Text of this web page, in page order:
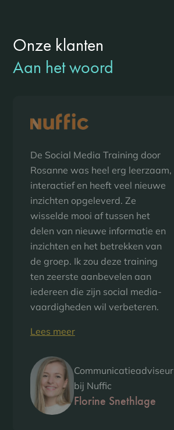
Onze klanten
Aan het woord
De Social Media Training door
Rosanne was heel erg leerzaam,
interactief en heeft veel nieuwe
inzichten opgeleverd. Ze
wisselde mooi af tussen het
delen van nieuwe informatie en
inzichten en het betrekken van
de groep. Ik zou deze training
ten zeerste aanbevelen aan
iedereen die zijn social media-
vaardigheden wil verbeteren.
Lees meer
Communicatieadviseur
bij Nuffic
Florine Snethlage